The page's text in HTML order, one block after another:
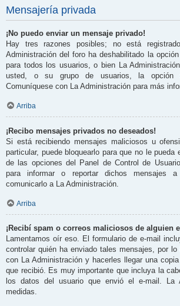
Mensajería privada
¡No puedo enviar un mensaje privado!
Hay tres razones posibles; no está
Administración del foro ha deshabilitado la
para todos los usuarios, o bien La
usted, o su grupo de usuarios, la opción
Comuníquese con La Administración para más
Arriba
¡Recibo mensajes privados no deseados!
Si está recibiendo mensajes maliciosos u
particular, puede bloquearlo para que no le pueda
de las opciones del Panel de Control de
para informar o reportar dichos mensajes
comunicarlo a La Administración.
Arriba
¡Recibí spam o correos maliciosos de alguien
Lamentamos oír eso. El formulario de e-mail
controlar quién ha enviado tales mensajes, por
con La Administración y hacerles llegar una
que recibió. Es muy importante que incluya la
los datos del usuario que envió el e-mail. La
medidas.